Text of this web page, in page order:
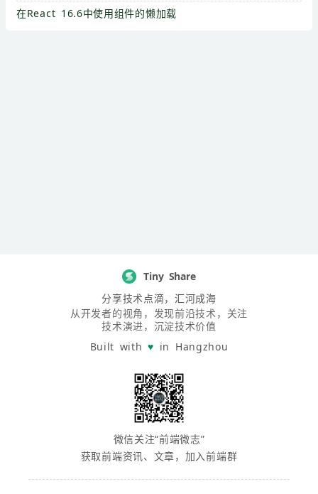
在React 16.6中使用组件的懒加载
Tiny Share
分享技术点滴，汇河成海
从开发者的视角，发现前沿技术，关注
技术演进，沉淀技术价值
Built with♥ in Hangzhou
微信关注“前端微志”
获取前端资讯、文章，加入前端群